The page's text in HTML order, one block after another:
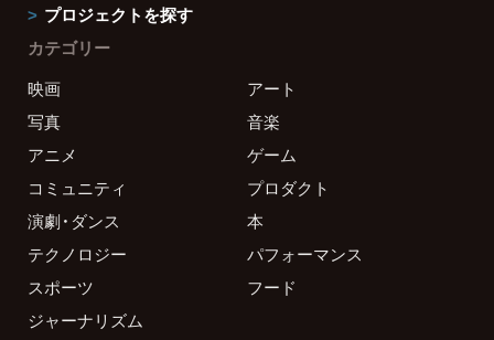
プロジェクトを探す
カテゴリー
映画
アート
写真
音楽
アニメ
ゲーム
コミュニティ
プロダクト
演劇・ダンス
本
テクノロジー
パフォーマンス
スポーツ
フード
ジャーナリズム